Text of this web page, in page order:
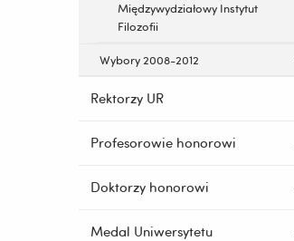
Międzywydziałowy Instytut
Filozofii
Wybory 2008-2012
Rektorzy UR
Profesorowie honorowi
Doktorzy honorowi
Medal Uniwersytetu